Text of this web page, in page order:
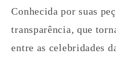
Conhecida por suas
transparência, que
entre as celebridades